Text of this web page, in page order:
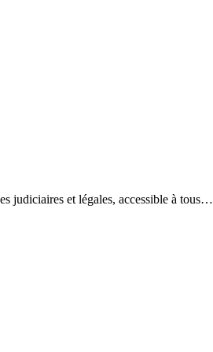
judiciaires et légales, accessible à tous…